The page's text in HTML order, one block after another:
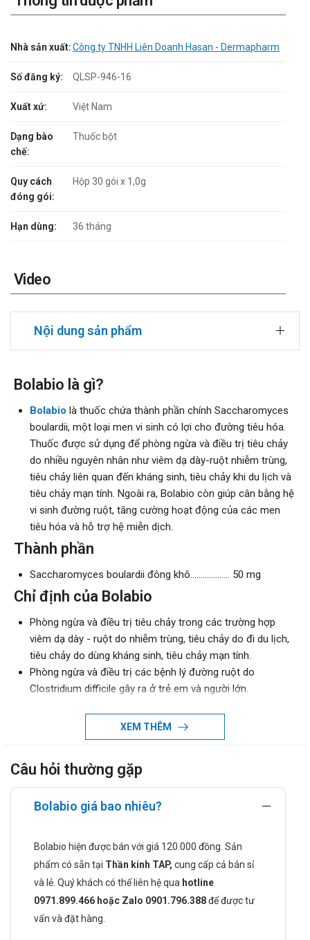
Nhà sản xuất:Công ty TNHH Liên Doanh Hasan - Dermapharm
Số đăng ký: QLSP-946-16
Xuất xứ: Việt Nam
Dạng bào
chế:
Thuốc bột
Quy cách
đóng gói:
Hộp 30 gói x 1,0g
Hạn dùng: 36 tháng
Video
Nội dung sản phẩm
Bolabio là gì?
Bolabio là thuốc chứa thành phần chính Saccharomyces
boulardii, một loại men vi sinh có lợi cho đường tiêu hóa.
Thuốc được sử dụng để phòng ngừa và điều trị tiêu chảy
do nhiều nguyên nhân như viêm dạ dày-ruột nhiễm trùng,
tiêu chảy liên quan đến kháng sinh, tiêu chảy khi du lịch và
tiêu chảy mạn tính. Ngoài ra, Bolabio còn giúp cân bằng hệ
vi sinh đường ruột, tăng cường hoạt động của các men
tiêu hóa và hỗ trợ hệ miễn dịch.
Thành phần
Saccharomyces boulardii đông khô…………....... 50 mg
Chỉ định của Bolabio
Phòng ngừa và điều trị tiêu chảy trong các trường hợp
viêm dạ dày - ruột do nhiễm trùng, tiêu chảy do đi du lịch,
tiêu chảy do dùng kháng sinh, tiêu chảy mạn tính.
Phòng ngừa và điều trị các bệnh lý đường ruột do
Clostridium difficile gây ra ở trẻ em và người lớn.
Ðiều trị hội chứng đại tràng kích thích (rối loạn ruột chức
Chống chỉ định khi dùng Bolabio
Dị ứng với Saccharomyces boulardii hay bất kỳ thành phần
Bệnh nhân bị các bệnh làm suy giảm miễn dịch (HIV, cấy
ghép cơ quan, xạ trị).
Cách dùng và liều dùng của Bolabio
Cách dùng:
XEM THÊM
Câu hỏi thường gặp
Bolabio giá bao nhiêu?
Bolabio hiện được bán với giá 120.000 đồng. Sản
phẩm có sẵn tại Thần kinh TAP, cung cấp cả bán sỉ
và lẻ. Quý khách có thể liên hệ qua hotline
0971.899.466 hoặc Zalo 0901.796.388để được tư
vấn và đặt hàng.